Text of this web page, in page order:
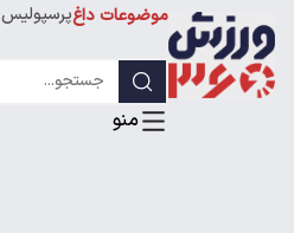
موضوعات داغپرسپولیس
لیگ